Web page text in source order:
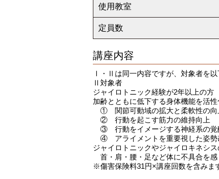
使用教室
定員数
講座内容
Ⅰ・Ⅱは同一内容ですが、対象者を
Ⅱ対象者
ジャイロトニック経験が2年以上の
加齢とともに低下する身体機能を活
① 関節可動域の拡大と柔軟性の向
② 行動を起こす筋力の維持向上
③ 行動をイメージする神経系の覚
④ アライメントを重要視した姿勢
ジャイロトニックやジャイロキネシ
首・肩・腰・足など体に不具合を
※傷害保険料31円×講座回数を含みま